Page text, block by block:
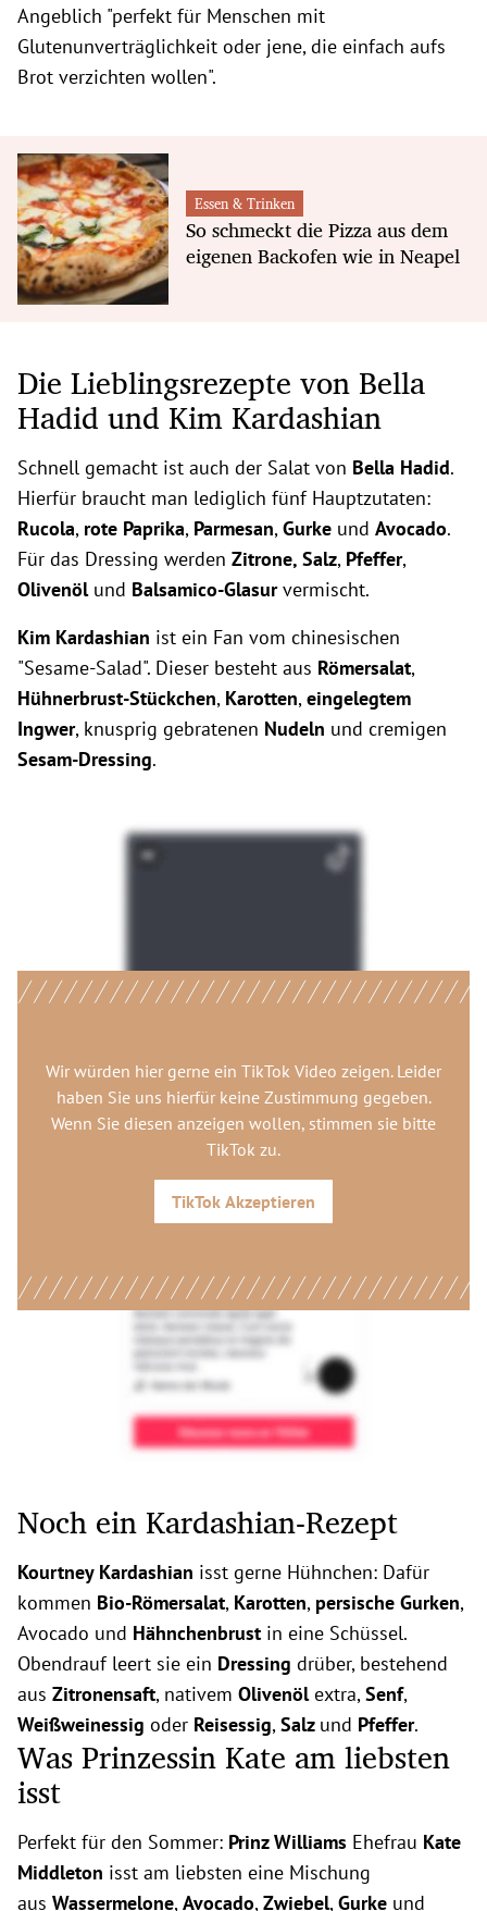
Angeblich "perfekt für Menschen mit
Glutenunverträglichkeit oder jene, die einfach aufs
Brot verzichten wollen".
Essen & Trinken
So schmeckt die Pizza aus dem
eigenen Backofen wie in Neapel
Die Lieblingsrezepte von Bella
Hadid und Kim Kardashian
Schnell gemacht ist auch der Salat von Bella Hadid.
Hierfür braucht man lediglich fünf Hauptzutaten:
Rucola, rote Paprika, Parmesan,Gurke und Avocado.
Für das Dressing werden Zitrone, Salz, Pfeffer,
Olivenöl und Balsamico-Glasurvermischt.
Kim Kardashian ist ein Fan vom chinesischen
"Sesame-Salad". Dieser besteht aus Römersalat,
Hühnerbrust-Stückchen, Karotten,eingelegtem
Ingwer, knusprig gebratenen Nudeln und cremigen
Sesam-Dressing.
Wir würden hier gerne ein TikTok Video zeigen. Leider
haben Sie uns hierfür keine Zustimmung gegeben.
Wenn Sie diesen anzeigen wollen, stimmen sie bitte
TikTok zu.
TikTok Akzeptieren
Noch ein Kardashian-Rezept
Kourtney Kardashian isst gerne Hühnchen: Dafür
kommen Bio-Römersalat, Karotten, persische Gurken,
Avocado und Hähnchenbrust in eine Schüssel.
Obendrauf leert sie ein Dressing drüber, bestehend
aus Zitronensaft, nativem Olivenölextra,Senf,
Weißweinessig oder Reisessig,Salz und Pfeffer.
Was Prinzessin Kate am liebsten
isst
Perfekt für den Sommer: Prinz Williams Ehefrau Kate
Middleton isst am liebsten eine Mischung
aus Wassermelone,Avocado,Zwiebel,Gurke und